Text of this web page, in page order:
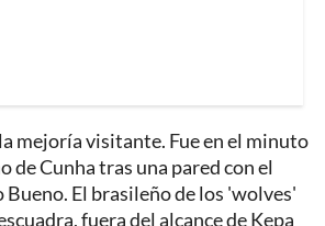
mejoría visitante. Fue en el minuto
de Cunha tras una pared con el
Bueno. El brasileño de los 'wolves'
fuera del alcance de Kepa